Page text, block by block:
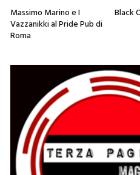
Massimo Marino e I
Vazzanikki al Pride Pub di
Roma
Black